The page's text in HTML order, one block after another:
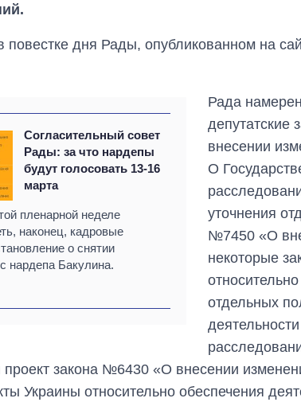
повестке дня Рады, опубликованном на
Согласительный совет
Рады: за что нардепы
будут голосовать 13-16
марта
пленарной неделе
наконец, кадровые
о снятии
нардепа Бакулина.
Рада
депутатские
внесении
О
уточнения
№7450 «О
некоторые
отдельных
проект закона №6430 «О внесении
Украины относительно обеспечения